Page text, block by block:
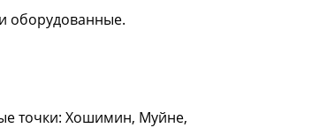
оборудованные.
точки: Хошимин, Муйне,